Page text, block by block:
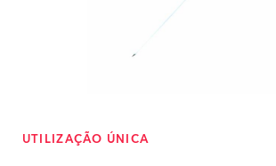
UTILIZAÇÃO ÚNICA